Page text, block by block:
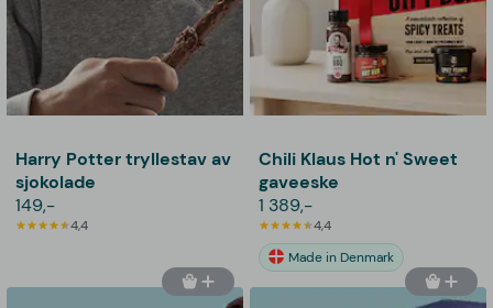
Harry Potter tryllestav av
sjokolade
149,-
4,4
Chili Klaus Hot n' Sweet
gaveeske
1 389,-
4,4
Made in Denmark